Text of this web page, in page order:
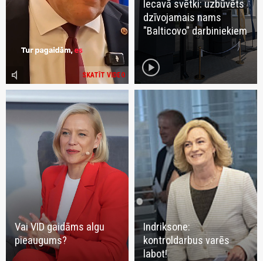
SKATĪT VIDEO
volume_mute
Iecavā svētki: uzbūvēts
dzīvojamais nams
"Balticovo" darbiniekiem
play_circle
Vai VID gaidāms algu
pieaugums?
Indriksone:
kontroldarbus varēs
labot!